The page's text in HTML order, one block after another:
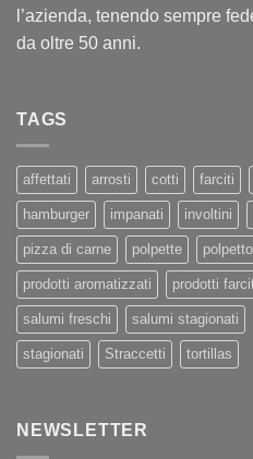
l’azienda, tenendo sempre
da oltre 50 anni.
TAGS
affettati arrosti cotti farciti
hamburger impanati involtini
pizza di carne polpette
prodotti aromatizzati prodotti
salumi freschi salumi stagionati
stagionati Straccetti tortillas
NEWSLETTER